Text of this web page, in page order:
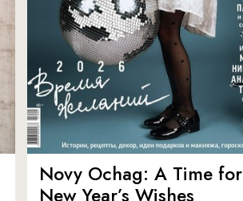
Novy Ochag: A Time for